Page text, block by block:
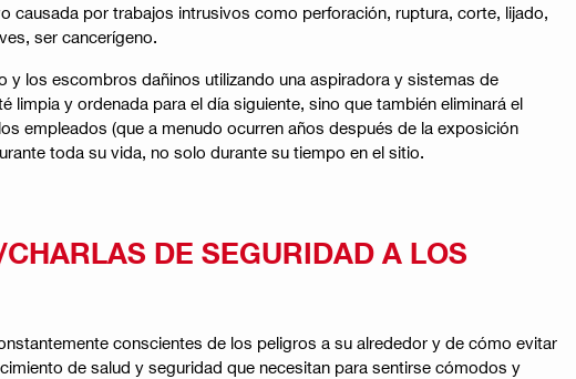
causada por trabajos intrusivos como perforación, ruptura, corte, lijado,
ser cancerígeno.
y los escombros dañinos utilizando una aspiradora y sistemas de
y ordenada para el día siguiente, sino que también eliminará el
empleados (que a menudo ocurren años después de la exposición
toda su vida, no solo durante su tiempo en el sitio.
DE SEGURIDAD A LOS
conscientes de los peligros a su alrededor y de cómo evitar
de salud y seguridad que necesitan para sentirse cómodos y